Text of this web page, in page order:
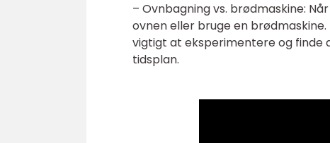
– Ovnbagning vs. brødmaskine:
ovnen eller bruge en
vigtigt at eksperimentere og
tidsplan.